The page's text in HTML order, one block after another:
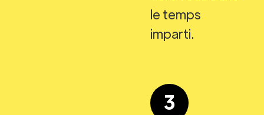
le temps
imparti.
3